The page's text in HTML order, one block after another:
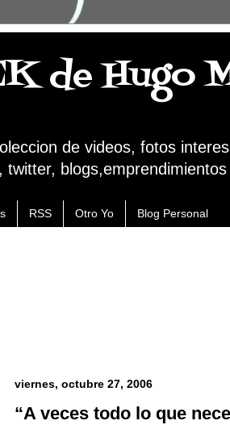
de Hugo
de videos, fotos
RSS Otro Yo Blog Personal
viernes, octubre 27, 2006
“A veces todo lo que